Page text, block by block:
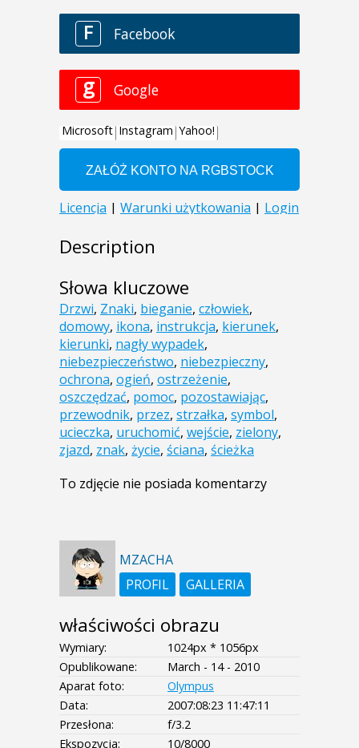
Description
Słowa kluczowe
Drzwi, Znaki, bieganie, człowiek,
domowy, ikona, instrukcja, kierunek,
kierunki, nagły wypadek,
niebezpieczeństwo, niebezpieczny,
ochrona, ogień, ostrzeżenie,
oszczędzać, pomoc, pozostawiając,
przewodnik, przez, strzałka, symbol,
ucieczka, uruchomić, wejście, zielony,
zjazd, znak, życie, ściana, ścieżka
To zdjęcie nie posiada komentarzy
MZACHA
PROFIL
GALLERIA
właściwości obrazu
Wymiary:
1024px * 1056px
Opublikowane:
March - 14 - 2010
Aparat foto:
Olympus
Data:
2007:08:23 11:47:11
Przesłona:
f/3.2
Ekspozycja:
10/8000